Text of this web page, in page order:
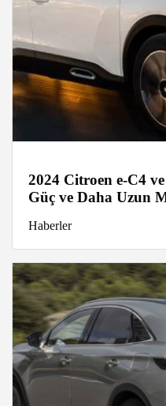
2024 Citroen e-C4
Güç ve Daha Uzun
Haberler